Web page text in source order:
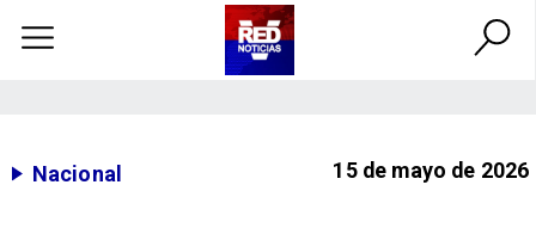
Nacional 15 de mayo de 2026